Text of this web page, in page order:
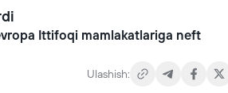
Ittifoqi mamlakatlariga neft
Ulashish: